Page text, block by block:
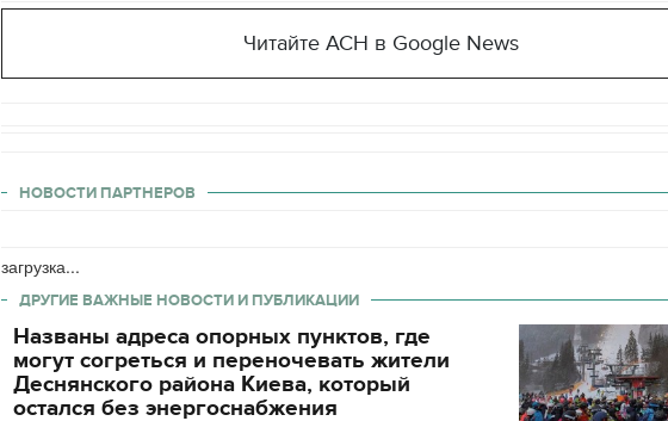
Читайте АСН в Google News
НОВОСТИ ПАРТНЕРОВ
загрузка...
ДРУГИЕ ВАЖНЫЕ НОВОСТИ И ПУБЛИКАЦИИ
Названы адреса опорных пунктов, где
могут согреться и переночевать жители
Деснянского района Киева, который
остался без энергоснабжения